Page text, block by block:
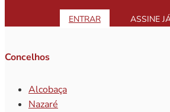
ENTRAR ASSINE
Concelhos
Alcobaça
Nazaré